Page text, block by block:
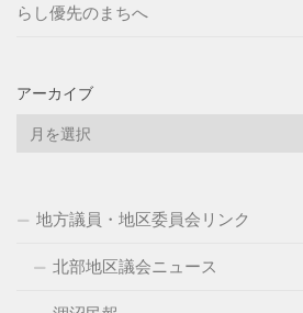
らし優先のまちへ
アーカイブ
地方議員・地区委員会リンク
北部地区議会ニュース